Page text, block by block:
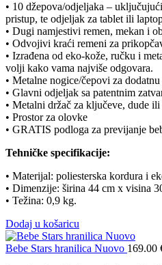
• 10 džepova/odjeljaka –
pristup, te odjeljak za tablet ili
• Dugi namjestivi remen, mekan i
• Odvojivi kraći remeni za
• Izrađena od eko-kože, ručku i
volji kako vama najviše odgovara.
• Metalne nogice/čepovi za
• Glavni odjeljak sa patentnim
• Metalni držač za ključeve, dude
• Prostor za olovke
• GRATIS podloga za previjanje
Tehničke specifikacije:
• Materijal: poliesterska kordura i
• Dimenzije: širina 44 cm x visina
• Težina: 0,9 kg.
Dodaj u košaricu
Bebe Stars hranilica Nuovo 169.00